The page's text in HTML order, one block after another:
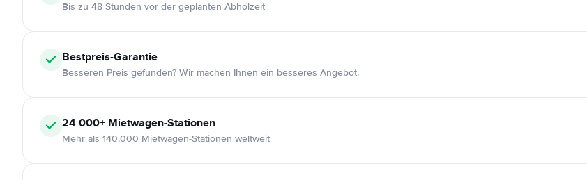
Bis zu 48 Stunden vor der geplanten Abholzeit
Bestpreis-Garantie
Besseren Preis gefunden? Wir machen Ihnen ein besseres Angebot.
24 000+ Mietwagen-Stationen
Mehr als 140.000 Mietwagen-Stationen weltweit